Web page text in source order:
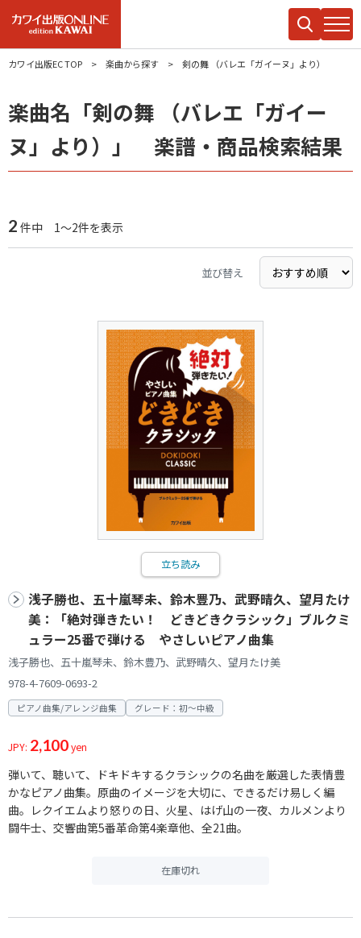
カワイ出版EC TOP 楽曲から探す 剣の舞 （バレエ「ガイーヌ」より）
楽曲名「剣の舞 （バレエ「ガイー
ヌ」より）」 楽譜・商品検索結果
2 件中 1～2件を表示
並び替え
立ち読み
浅子勝也、五十嵐琴未、鈴木豊乃、武野晴久、望月たけ
美：「絶対弾きたい！ どきどきクラシック」ブルクミ
ュラー25番で弾ける やさしいピアノ曲集
浅子勝也、五十嵐琴未、鈴木豊乃、武野晴久、望月たけ美
978-4-7609-0693-2
ピアノ曲集/アレンジ曲集 グレード：初～中級
JPY: 2,100yen
弾いて、聴いて、ドキドキするクラシックの名曲を厳選した表情豊
かなピアノ曲集。原曲のイメージを大切に、できるだけ易しく編
曲。レクイエムより怒りの日、火星、はげ山の一夜、カルメンより
闘牛士、交響曲第5番革命第4楽章他、全21曲。
在庫切れ